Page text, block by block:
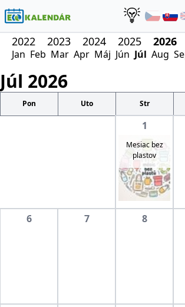
2022 2023 2024 2025 2026
Jan Feb Mar Apr Máj Jún Júl Aug
Júl 2026
Pon Uto Str
1
Mesiac bez
plastov
6 7 8